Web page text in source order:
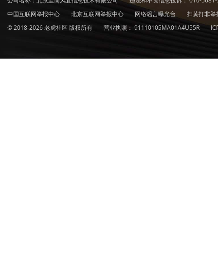
中国互联网举报中心
北京互联网举报中心 网络谣言曝光台
扫黄打非
© 2018-2026 老虎社区 版权所有
营业执照： 91110105MA01A4U55R